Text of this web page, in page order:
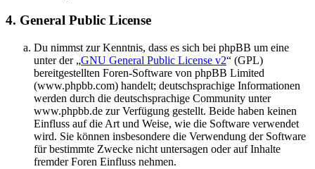
4. General Public License
Du nimmst zur Kenntnis, dass es sich bei phpBB um eine
unter der „GNU General Public License v2“ (GPL)
bereitgestellten Foren-Software von phpBB Limited
(www.phpbb.com) handelt; deutschsprachige Informationen
werden durch die deutschsprachige Community unter
www.phpbb.de zur Verfügung gestellt. Beide haben keinen
Einfluss auf die Art und Weise, wie die Software verwendet
wird. Sie können insbesondere die Verwendung der Software
für bestimmte Zwecke nicht untersagen oder auf Inhalte
fremder Foren Einfluss nehmen.